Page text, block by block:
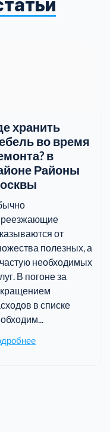
хранить
во время
в
Районы
от
полезных, а
необходимых
В погоне за
в списке